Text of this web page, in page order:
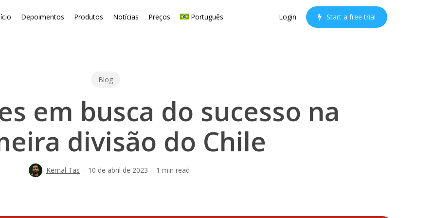
Depoimentos Produtos Notícias Preços Português Login Start a free trial
Blog
em busca do sucesso na
divisão do Chile
Kemal Taş 10 de abril de 2023 1 min read